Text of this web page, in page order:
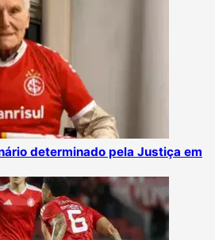
determinado pela Justiça em